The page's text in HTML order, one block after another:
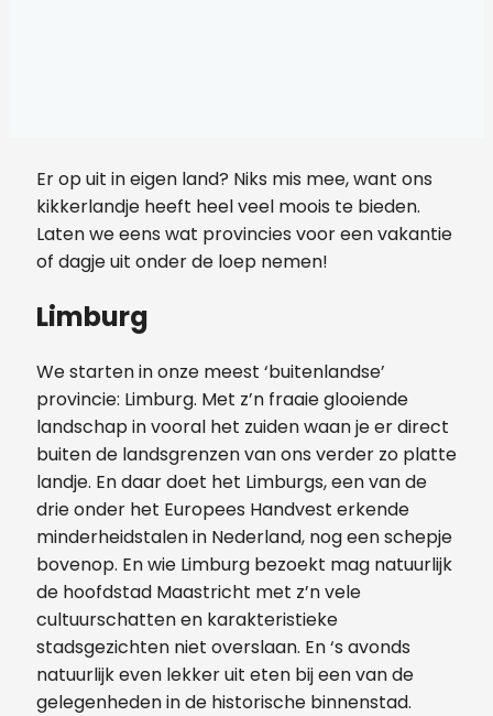
Er op uit in eigen land? Niks mis mee, want ons
kikkerlandje heeft heel veel moois te bieden.
Laten we eens wat provincies voor een vakantie
of dagje uit onder de loep nemen!
Limburg
We starten in onze meest ‘buitenlandse’
provincie: Limburg. Met z’n fraaie glooiende
landschap in vooral het zuiden waan je er direct
buiten de landsgrenzen van ons verder zo platte
landje. En daar doet het Limburgs, een van de
drie onder het Europees Handvest erkende
minderheidstalen in Nederland, nog een schepje
bovenop. En wie Limburg bezoekt mag natuurlijk
de hoofdstad Maastricht met z’n vele
cultuurschatten en karakteristieke
stadsgezichten niet overslaan. En ‘s avonds
natuurlijk even lekker uit eten bij een van de
gelegenheden in de historische binnenstad.